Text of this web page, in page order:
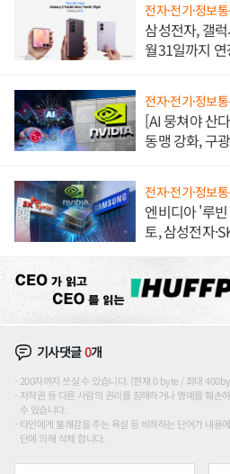
전자·전기·정보
삼성전자, 갤
월31일까지 연
전자·전기·정보
[AI 뭉쳐야 산
동맹 강화, 구
전자·전기·정보
엔비디아 '루
토, 삼성전자
기사댓글0개
200자까지 쓰실 수 있습니다. (현재 0 byte / 최대
저작권 등 다른 사람의 권리를 침해하거나 명예를 훼손
수 있습니다.
타인에게 불쾌감을 주는 욕설 등 비하하는 단어가 내용
단에 의해 삭제 합니다.